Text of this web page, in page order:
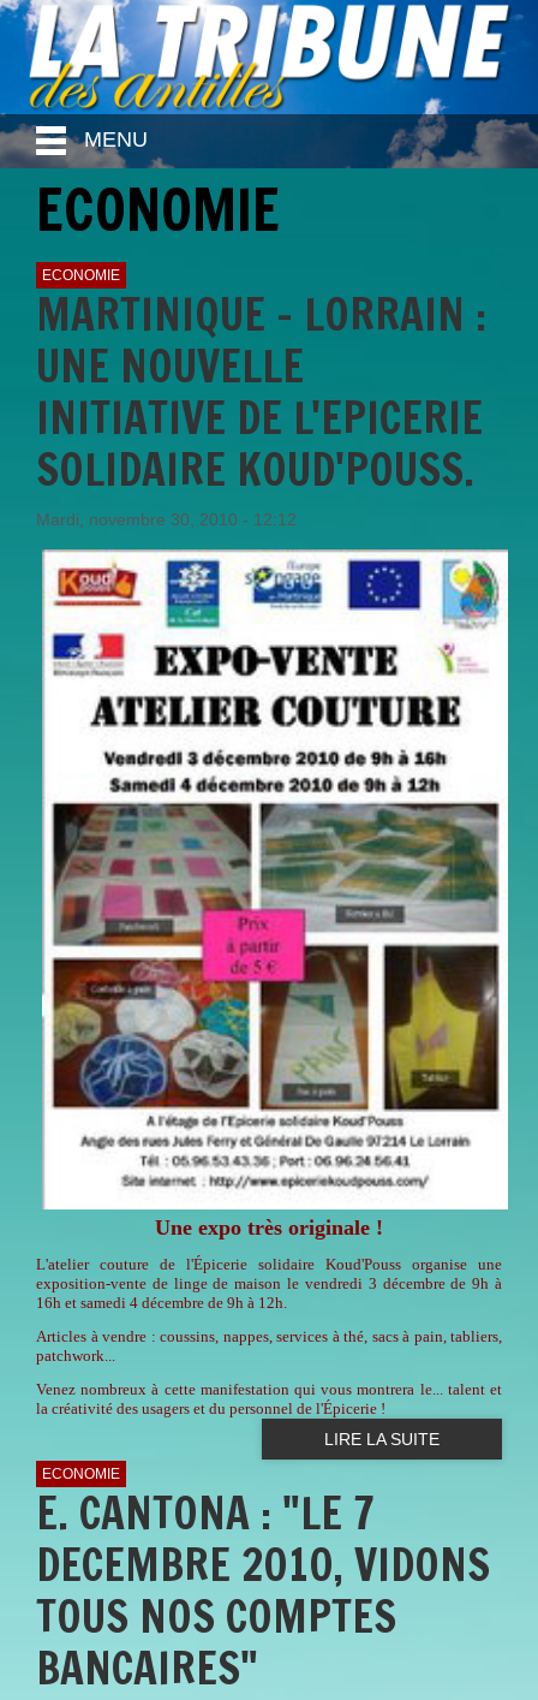
MENU
ECONOMIE
ECONOMIE
MARTINIQUE - LORRAIN :
UNE NOUVELLE
INITIATIVE DE L'EPICERIE
SOLIDAIRE KOUD'POUSS.
Mardi, novembre 30, 2010 - 12:12
Une expo très originale !
L'atelier couture de l'Épicerie solidaire Koud'Pouss organise une
exposition-vente de linge de maison le vendredi 3 décembre de 9h à
16h et samedi 4 décembre de 9h à 12h.
Articles à vendre : coussins, nappes, services à thé, sacs à pain, tabliers,
patchwork...
Venez nombreux à cette manifestation qui vous montrera le... talent et
la créativité des usagers et du personnel de l'Épicerie !
LIRE LA SUITE
ECONOMIE
E. CANTONA : "LE 7
DECEMBRE 2010, VIDONS
TOUS NOS COMPTES
BANCAIRES"